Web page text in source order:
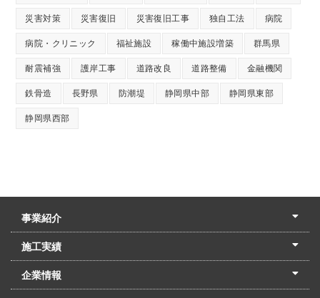
災害対策 災害復旧 災害復旧工事 独自工法 病院
病院・クリニック 福祉施設 稼働中施設増築 群馬県
耐震補強 護岸工事 道路改良 道路整備 金融機関
鉄骨造 長野県 防潮堤 静岡県中部 静岡県東部
静岡県西部
事業紹介
土木本部
建築本部
PPP・PFI
リフォーム・リノベーション
中村建設の家
施工実績
土木部門
建築部門
リフォーム部門
住宅部門
名古屋支店
東京支店
企業情報